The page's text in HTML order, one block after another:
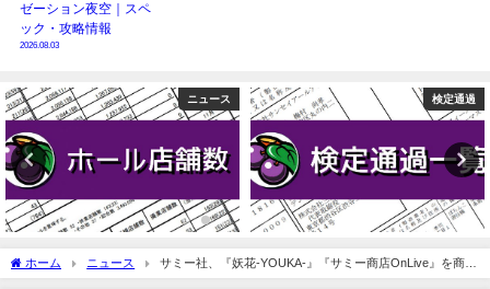
ゼーション夜空｜スペ
ック・攻略情報
2026.08.03
検定通過 ニュース
ホーム ニュース
サミー社、『妖花-YOUKA-』『サミー商店OnLive』を商標
出願